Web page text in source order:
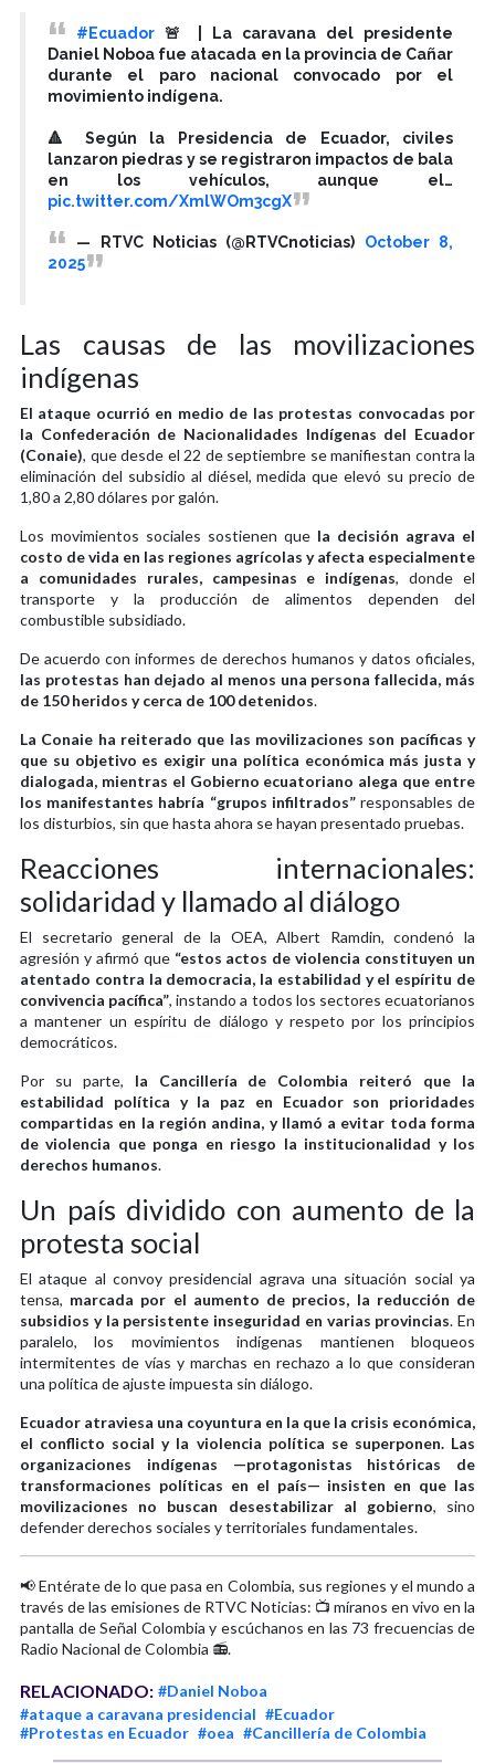
#Ecuador 🚨 | La caravana del presidente
Daniel Noboa fue atacada en la provincia de Cañar
durante el paro nacional convocado por el
movimiento indígena.
🔺 Según la Presidencia de Ecuador, civiles
lanzaron piedras y se registraron impactos de bala
en los vehículos, aunque el…
pic.twitter.com/XmlWOm3cgX
— RTVC Noticias (@RTVCnoticias) October 8,
2025
Las causas de las movilizaciones
indígenas
El ataque ocurrió en medio de las protestas convocadas por
la Confederación de Nacionalidades Indígenas del Ecuador
(Conaie), que desde el 22 de septiembre se manifiestan contra la
eliminación del subsidio al diésel, medida que elevó su precio de
1,80 a 2,80 dólares por galón.
Los movimientos sociales sostienen que la decisión agrava el
costo de vida en las regiones agrícolas y afecta especialmente
a comunidades rurales, campesinas e indígenas, donde el
transporte y la producción de alimentos dependen del
combustible subsidiado.
De acuerdo con informes de derechos humanos y datos oficiales,
las protestas han dejado al menos una persona fallecida, más
de 150 heridos y cerca de 100 detenidos.
La Conaie ha reiterado que las movilizaciones son pacíficas y
que su objetivo es exigir una política económica más justa y
dialogada, mientras el Gobierno ecuatoriano alega que entre
los manifestantes habría “grupos infiltrados”responsables de
los disturbios, sin que hasta ahora se hayan presentado pruebas.
Reacciones internacionales:
solidaridad y llamado al diálogo
El secretario general de la OEA, Albert Ramdin, condenó la
agresión y afirmó que “estos actos de violencia constituyen un
atentado contra la democracia, la estabilidad y el espíritu de
convivencia pacífica”, instando a todos los sectores ecuatorianos
a mantener un espíritu de diálogo y respeto por los principios
democráticos.
Por su parte, la Cancillería de Colombia reiteró que la
estabilidad política y la paz en Ecuador son prioridades
compartidas en la región andina, y llamó a evitar toda forma
de violencia que ponga en riesgo la institucionalidad y los
derechos humanos.
Un país dividido con aumento de la
protesta social
El ataque al convoy presidencial agrava una situación social ya
tensa, marcada por el aumento de precios, la reducción de
subsidios y la persistente inseguridad en varias provincias. En
paralelo, los movimientos indígenas mantienen bloqueos
intermitentes de vías y marchas en rechazo a lo que consideran
una política de ajuste impuesta sin diálogo.
Ecuador atraviesa una coyuntura en la que la crisis económica,
el conflicto social y la violencia política se superponen. Las
organizaciones indígenas —protagonistas históricas de
transformaciones políticas en el país— insisten en que las
movilizaciones no buscan desestabilizar al gobierno, sino
defender derechos sociales y territoriales fundamentales.
📢 Entérate de lo que pasa en Colombia, sus regiones y el mundo a
través de las emisiones de RTVC Noticias: 📺 míranos en vivo en la
pantalla de Señal Colombia y escúchanos en las 73 frecuencias de
Radio Nacional de Colombia 📻.
RELACIONADO: #Daniel Noboa
#ataque a caravana presidencial #Ecuador
#Protestas en Ecuador #oea #Cancillería de Colombia